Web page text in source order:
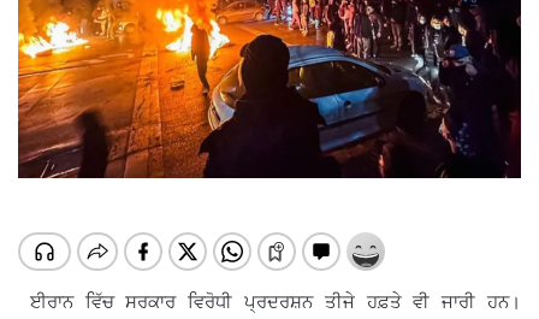
ਈਰਾਨ ਵਿੱਚ ਸਰਕਾਰ ਵਿਰੋਧੀ ਪ੍ਰਦਰਸ਼ਨ ਤੀਜੇ ਹਫ਼ਤੇ ਵੀ ਜਾਰੀ ਹਨ।